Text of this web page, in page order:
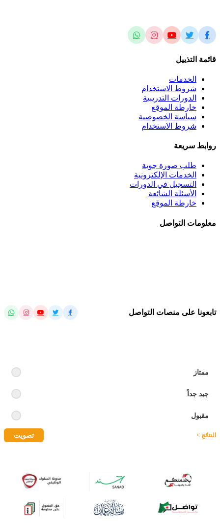
قائمة التذييل
الخدمات
شروط الاستخدام
الدورات التدريبية
خارطة الموقع
سياسة الخصوصية
شروط الاستخدام
روابط سريعة
طلب صورة جوية
الخدمات الإلكترونية
التسجيل في الدورات
الأسئلة الشائعة
خارطة الموقع
معلومات التواصل
تابعونا على منصات التواصل
ممتاز
جيد جداً
مقبول
تصويت النتائج >